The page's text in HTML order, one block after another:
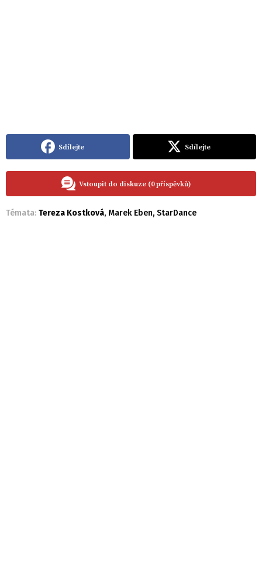
Sdílejte Sdílejte
Vstoupit do diskuze (0 příspěvků)
Témata: Tereza Kostková, Marek Eben, StarDance